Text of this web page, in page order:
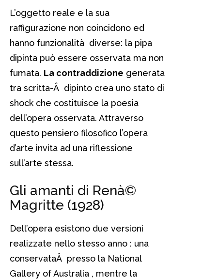
L’oggetto reale e la sua
raffigurazione non coincidono ed
hanno funzionalità diverse: la pipa
dipinta può essere osservata ma non
fumata. La contraddizione generata
tra scritta-Â dipinto crea uno stato di
shock che costituisce la poesia
dell’opera osservata. Attraverso
questo pensiero filosofico l’opera
d’arte invita ad una riflessione
sull’arte stessa.
Gli amanti di Renà©
Magritte (1928)
Dell’opera esistono due versioni
realizzate nello stesso anno : una
conservataÂ presso la National
Gallery of Australia , mentre la